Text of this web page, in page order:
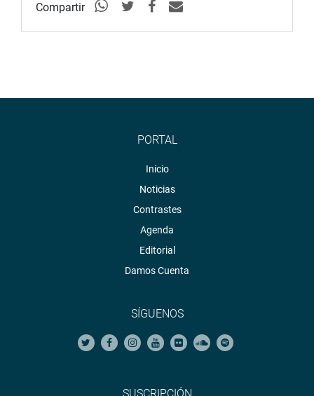
Compartir
PORTAL
Inicio
Noticias
Contrastes
Agenda
Editorial
Damos Cuenta
SÍGUENOS